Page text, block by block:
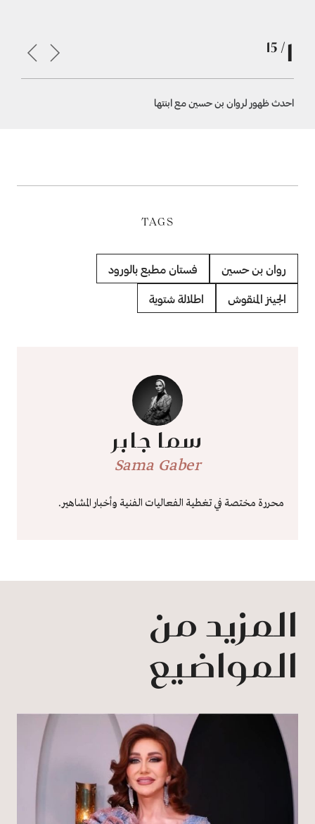
احدث ظهور لروان بن حسين مع ابنتها
TAGS
روان بن حسين فستان مطبع بالورود
الجينز المنقوش اطلالة شتوية
سما جابر
Sama Gaber
محررة مختصة في تغطية الفعاليات الفنية وأخبار المشاهير.
المزيد من
المواضيع